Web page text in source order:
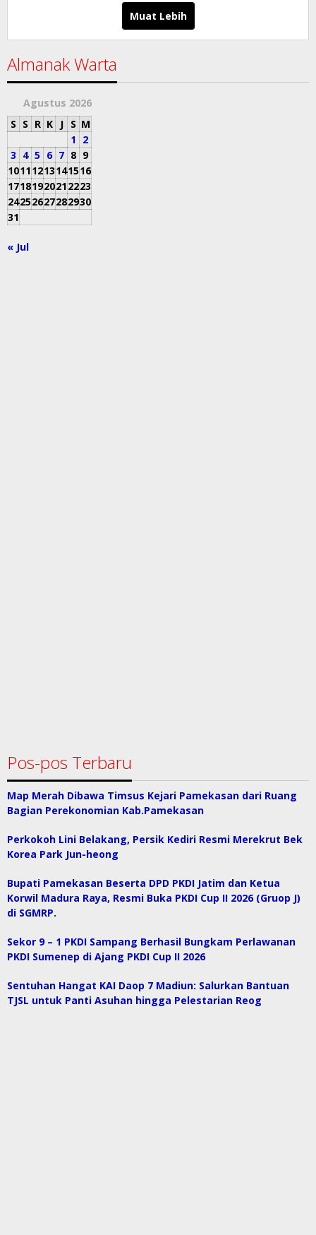
Muat Lebih
Almanak Warta
Agustus 2026
S S R K J S M
1 2
3 4 5 6 7 8 9
10111213141516
17181920212223
24252627282930
31
« Jul
Pos-pos Terbaru
Map Merah Dibawa Timsus Kejari Pamekasan dari Ruang
Bagian Perekonomian Kab.Pamekasan
Perkokoh Lini Belakang, Persik Kediri Resmi Merekrut Bek
Korea Park Jun-heong
Bupati Pamekasan Beserta DPD PKDI Jatim dan Ketua
Korwil Madura Raya, Resmi Buka PKDI Cup II 2026 (Gruop J)
di SGMRP.
Sekor 9 – 1 PKDI Sampang Berhasil Bungkam Perlawanan
PKDI Sumenep di Ajang PKDI Cup II 2026
Sentuhan Hangat KAI Daop 7 Madiun: Salurkan Bantuan
TJSL untuk Panti Asuhan hingga Pelestarian Reog